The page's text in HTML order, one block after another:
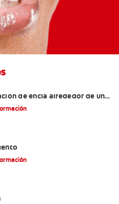
de encía alrededor de un